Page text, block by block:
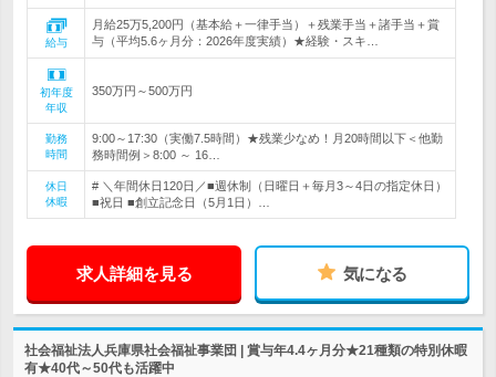
給与
月給25万5,200円（基本給＋一律手当）＋残業手当＋諸手当＋賞
与（平均5.6ヶ月分：2026年度実績）★経験・スキ…
初年度
年収
350万円～500万円
勤務
時間
9:00～17:30（実働7.5時間）★残業少なめ！月20時間以下＜他勤
務時間例＞8:00 ～ 16…
休日
休暇
# ＼年間休日120日／■週休制（日曜日＋毎月3～4日の指定休日）
■祝日 ■創立記念日（5月1日）…
求人詳細を見る 気になる
社会福祉法人兵庫県社会福祉事業団 | 賞与年4.4ヶ月分★21種類の特別休暇
有★40代～50代も活躍中